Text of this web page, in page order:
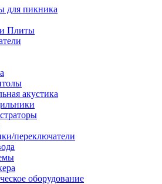
для пикника
Плиты
акустика
переключатели
оборудование